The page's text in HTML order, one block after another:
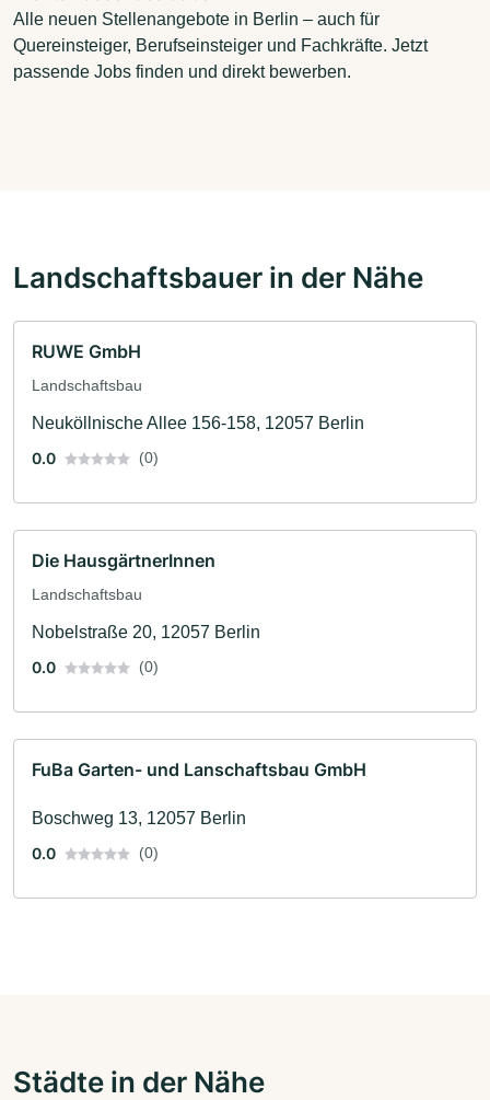
Alle neuen Stellenangebote in Berlin – auch für
Quereinsteiger, Berufseinsteiger und Fachkräfte. Jetzt
passende Jobs finden und direkt bewerben.
Landschaftsbauer in der Nähe
RUWE GmbH
Landschaftsbau
Neuköllnische Allee 156-158, 12057 Berlin
0.0
(0)
Die HausgärtnerInnen
Landschaftsbau
Nobelstraße 20, 12057 Berlin
0.0
(0)
FuBa Garten- und Lanschaftsbau GmbH
Boschweg 13, 12057 Berlin
0.0
(0)
Städte in der Nähe